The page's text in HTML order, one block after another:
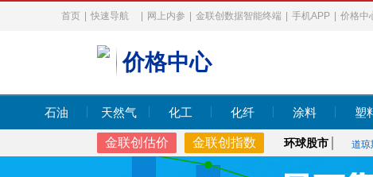
首页 快速导航 网上内参 金联创数据智能终端 手机APP 价格中
价格中心
石油 天然气 化工 化纤 涂料 塑
金联创估价 金联创指数 环球股市
上证
道琼
上证